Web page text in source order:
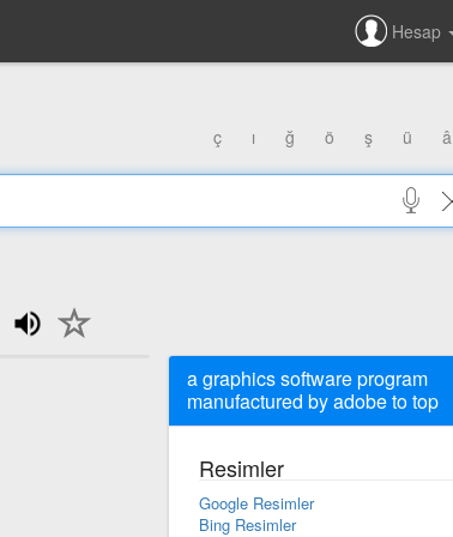
Hesap
ç ı ğ ö ş ü â
a graphics software program
manufactured by adobe to top
Resimler
Google Resimler
Bing Resimler